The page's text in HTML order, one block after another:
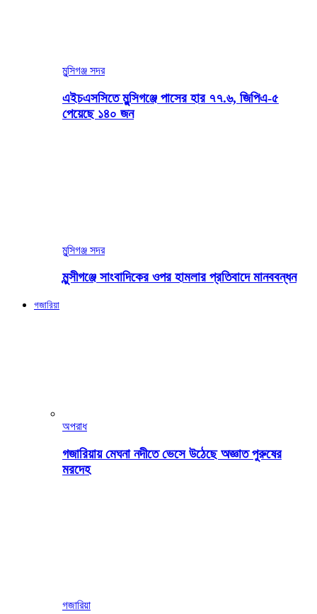
মুন্সিগঞ্জ সদর
এইচএসসিতে মুন্সিগঞ্জে পাসের হার ৭৭.৬, জিপিএ-৫
পেয়েছে ১৪০ জন
মুন্সিগঞ্জ সদর
মুন্সীগঞ্জে সাংবাদিকের ওপর হামলার প্রতিবাদে মানববন্ধন
গজারিয়া
অপরাধ
গজারিয়ায় মেঘনা নদীতে ভেসে উঠেছে অজ্ঞাত পুরুষের
মরদেহ
গজারিয়া